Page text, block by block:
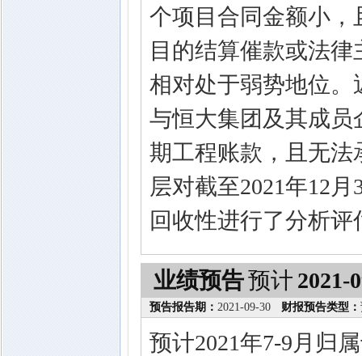
个项目合同金额小
目的结算催款或法
相对处于弱势地位
与恒大集团及其成
期工程账款，且无
层对截至2021年12
回收性进行了分析
业绩预告预计 2021-
预告报告期： 2021-09-30 财报预告类型：
预计2021年7-9月归